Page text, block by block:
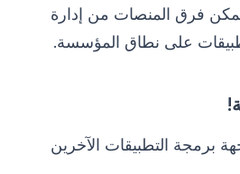
فرق المنصات من إدارة
على نطاق المؤسسة.
برمجة التطبيقات الآخرين